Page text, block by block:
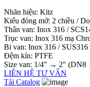
Nhãn hiệu: Kitz
Kiểu đóng mở: 2 chiều /
Thân van: Inox 316 /
Trục van: Inox 316 mạ
Bi van: Inox 316 / SUS316
Đệm kín: PTFE
Size van: 1/4″ → 2″
LIÊN HỆ TƯ VẤN
Tải Catalog